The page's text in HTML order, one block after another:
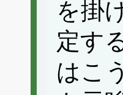
を掛
定す
はこ